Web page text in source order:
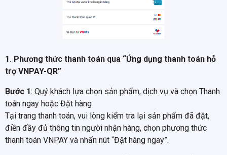
1. Phương thức thanh toán qua “Ứng dụng thanh toán hỗ
trợ VNPAY-QR”
Bước 1: Quý khách lựa chọn sản phẩm, dịch vụ và chọn Thanh
toán ngay hoặc Đặt hàng
Tại trang thanh toán, vui lòng kiểm tra lại sản phẩm đã đặt,
điền đầy đủ thông tin người nhận hàng, chọn phương thức
thanh toán VNPAY và nhấn nút “Đặt hàng ngay”.